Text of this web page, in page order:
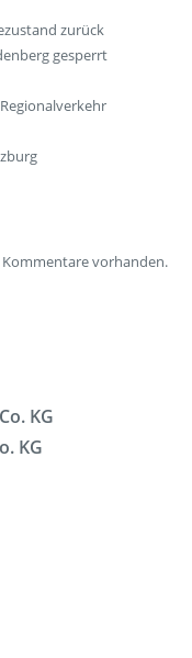
zurück
gesperrt
Kommentare vorhanden.
KG
KG